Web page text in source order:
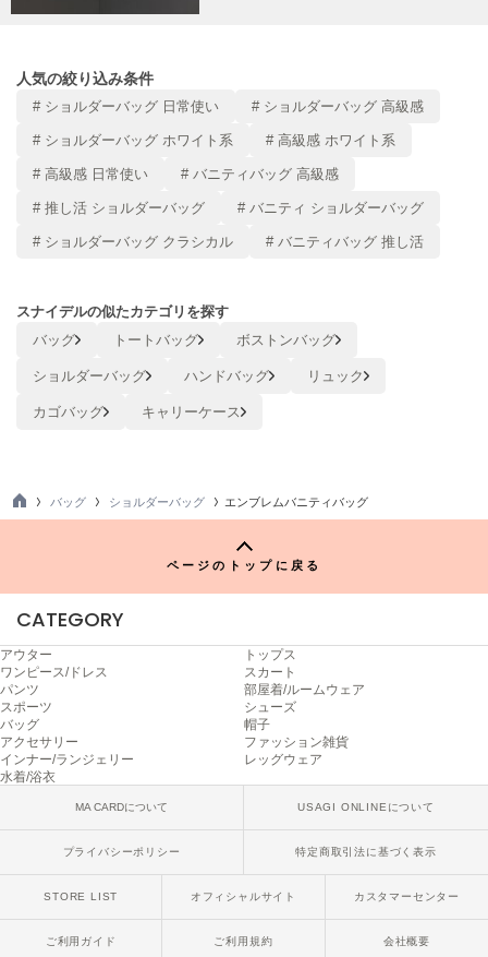
モワージュ
MUCHA
ミュシャ
NEW Balance
NIKE
NOWNS
ナウンス
Onitsuka Tiger
ORGUE
オルグ
ORR
オル
PATRICK
人気の絞り込み条件
# ショルダーバッグ 日常使い # ショルダーバッグ 高級感
# ショルダーバッグ ホワイト系 # 高級感 ホワイト系
# 高級感 日常使い # バニティバッグ 高級感
# 推し活 ショルダーバッグ # バニティ ショルダーバッグ
# ショルダーバッグ クラシカル # バニティバッグ 推し活
スナイデルの似たカテゴリを探す
バッグ トートバッグ
ボストンバッグ
ショルダーバッグ
ハンドバッグ
リュック
カゴバッグ
キャリーケース
TO
バッグ ショルダーバッグ エンブレムバニティバッグ
ページのトップに戻る
CATEGORY
アウター
トップス
ワンピース/ドレス
スカート
パンツ
部屋着/ルームウェア
スポーツ
シューズ
バッグ
帽子
アクセサリー
ファッション雑貨
インナー/ランジェリー
レッグウェア
水着/浴衣
MA CARDについて USAGI ONLINEについて
プライバシーポリシー 特定商取引法に基づく表示
STORE LIST オフィシャルサイト カスタマーセンター
ご利用ガイド ご利用規約 会社概要